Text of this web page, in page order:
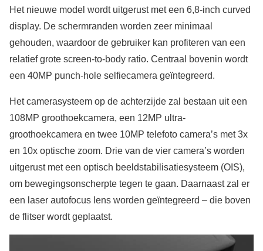
Het nieuwe model wordt uitgerust met een 6,8-inch curved
display. De schermranden worden zeer minimaal
gehouden, waardoor de gebruiker kan profiteren van een
relatief grote screen-to-body ratio. Centraal bovenin wordt
een 40MP punch-hole selfiecamera geïntegreerd.
Het camerasysteem op de achterzijde zal bestaan uit een
108MP groothoekcamera, een 12MP ultra-
groothoekcamera en twee 10MP telefoto camera’s met 3x
en 10x optische zoom. Drie van de vier camera’s worden
uitgerust met een optisch beeldstabilisatiesysteem (OIS),
om bewegingsonscherpte tegen te gaan. Daarnaast zal er
een laser autofocus lens worden geïntegreerd – die boven
de flitser wordt geplaatst.